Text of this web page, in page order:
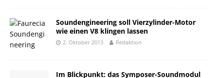
Soundengineering soll Vierzylinder-Motor
wie einen V8 klingen lassen
2. Oktober 2013 Redaktion
Im Blickpunkt: das Symposer-Soundmodul